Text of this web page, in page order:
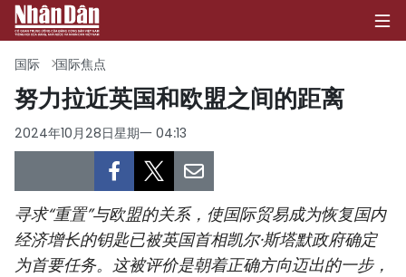
首页
政治
经济
社会
国际 国际焦点
努力拉近英国和欧盟之间的距离
2024年10月28日星期一 04:13
寻求“重置”与欧盟的关系，使国际贸易成为恢复国内
经济增长的钥匙已被英国首相凯尔·斯塔默政府确定
为首要任务。这被评价是朝着正确方向迈出的一步，